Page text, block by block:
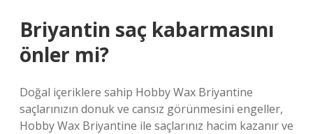
Briyantin saç kabarmasını
önler mi?
Doğal içeriklere sahip Hobby Wax Briyantine
saçlarınızın donuk ve cansız görünmesini engeller,
Hobby Wax Briyantine ile saçlarınız hacim kazanır ve